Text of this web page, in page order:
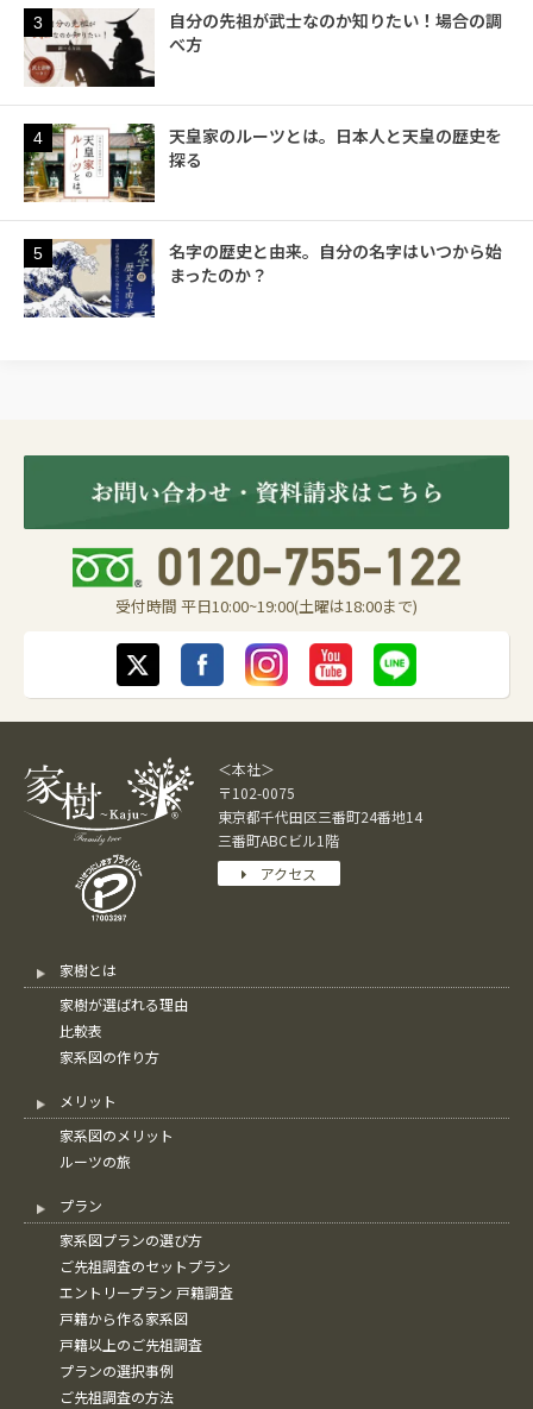
3
自分の先祖が武士なのか知りたい！場合の調
べ方
4
天皇家のルーツとは。日本人と天皇の歴史を
探る
5
名字の歴史と由来。自分の名字はいつから始
まったのか？
受付時間 平日10:00~19:00(土曜は18:00まで)
＜本社＞
〒102-0075
東京都千代田区三番町24番地14
三番町ABCビル1階
アクセス
家樹とは
家樹が選ばれる理由
比較表
家系図の作り方
メリット
家系図のメリット
ルーツの旅
プラン
家系図プランの選び方
ご先祖調査のセットプラン
エントリープラン 戸籍調査
戸籍から作る家系図
戸籍以上のご先祖調査
プランの選択事例
ご先祖調査の方法